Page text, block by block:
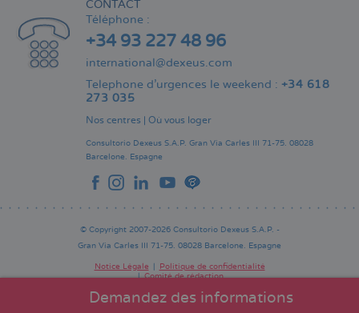
Demandez des informations
CONTACT
Téléphone :
+34 93 227 48 96
international@dexeus.com
Telephone d’urgences le weekend : +34 618
273 035
Nos centres | Où vous loger
Consultorio Dexeus S.A.P. Gran Via Carles III 71-75. 08028
Barcelone. Espagne
© Copyright 2007-2026 Consultorio Dexeus S.A.P. -
Gran Via Carles III 71-75. 08028 Barcelone. Espagne
Pie
Notice Légale
Politique de confidentialité
Comité de rédaction